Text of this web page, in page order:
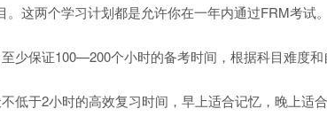
。这两个学习计划都是允许你在一年内通过FRM考试。
保证100—200个小时的备考时间，根据科目难度和
于2小时的高效复习时间，早上适合记忆，晚上适合